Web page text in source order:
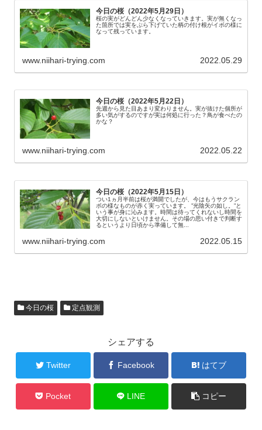
今日の桜（2022年5月29日）
桜の実がどんどん少なくなっていきます。実が無くなっ
た箇所では実をぶら下げていた柄の付け根がイボの様に
なって残っています。
www.niihari-trying.com 2022.05.29
今日の桜（2022年5月22日）
先週から見た目あまり変わりません。実が抜けた個所が
多い気がするのですが実は何処に行った？鳥が食べたの
かな？
www.niihari-trying.com 2022.05.22
今日の桜（2022年5月15日）
つい1ヵ月半前は桜が満開でしたが、今はもうサクラン
ボの様なものが赤く実っています。 ”光陰矢の如し。”と
いう事が身に沁みます。時間は待ってくれないし時間を
大切にしないといけません。その場の思い付きで判断す
るというより日頃から準備して無...
www.niihari-trying.com 2022.05.15
今日の桜 定点観測
シェアする
Twitter Facebook はてブ
Pocket LINE コピー